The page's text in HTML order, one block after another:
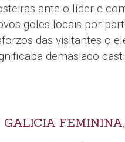
ante o líder e
goles locais por
das visitantes o
demasiado
GALICIA